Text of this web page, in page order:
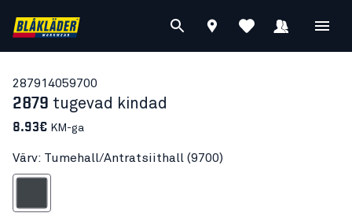
287914059700
2879 tugevad kindad
8.93€ KM-ga
Värv: Tumehall/Antratsiithall (9700)